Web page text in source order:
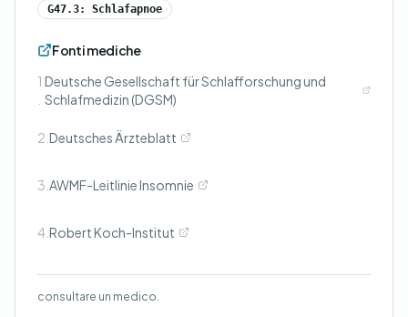
G47.3: Schlafapnoe
Fonti mediche
1 Deutsche Gesellschaft für Schlafforschung und
Schlafmedizin (DGSM)
2. Deutsches Ärzteblatt
3. AWMF-Leitlinie Insomnie
4. Robert Koch-Institut
consultare un medico.